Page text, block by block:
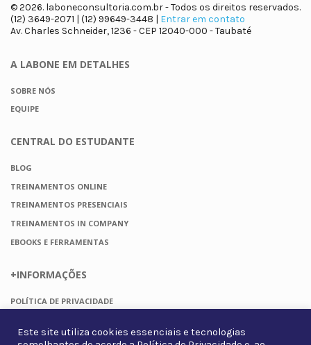
© 2026. laboneconsultoria.com.br - Todos os direitos reservados.
(12) 3649-2071 | (12) 99649-3448 | Entrar em contato
Av. Charles Schneider, 1236 - CEP 12040-000 - Taubaté
A LABONE EM DETALHES
SOBRE NÓS
EQUIPE
CENTRAL DO ESTUDANTE
BLOG
TREINAMENTOS ONLINE
TREINAMENTOS PRESENCIAIS
TREINAMENTOS IN COMPANY
EBOOKS E FERRAMENTAS
+INFORMAÇÕES
POLÍTICA DE PRIVACIDADE
FAQ
Este site utiliza cookies essenciais e tecnologias